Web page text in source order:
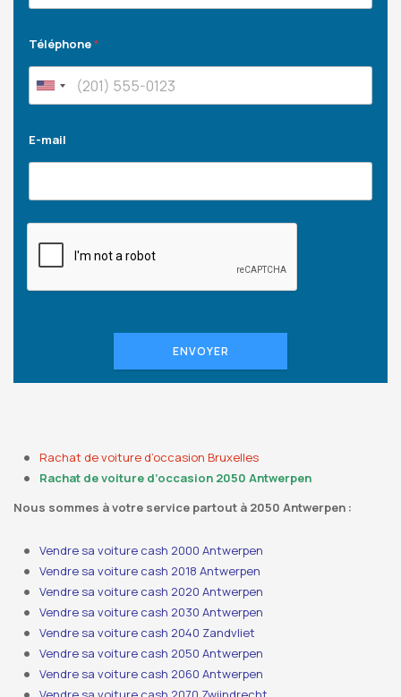
Téléphone*
E-mail
ENVOYER
Rachat de voiture d’occasion Bruxelles
Rachat de voiture d’occasion 2050 Antwerpen
Nous sommes à votre service partout à 2050 Antwerpen :
Vendre sa voiture cash 2000 Antwerpen
Vendre sa voiture cash 2018 Antwerpen
Vendre sa voiture cash 2020 Antwerpen
Vendre sa voiture cash 2030 Antwerpen
Vendre sa voiture cash 2040 Zandvliet
Vendre sa voiture cash 2050 Antwerpen
Vendre sa voiture cash 2060 Antwerpen